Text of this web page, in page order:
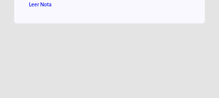
Leer Nota